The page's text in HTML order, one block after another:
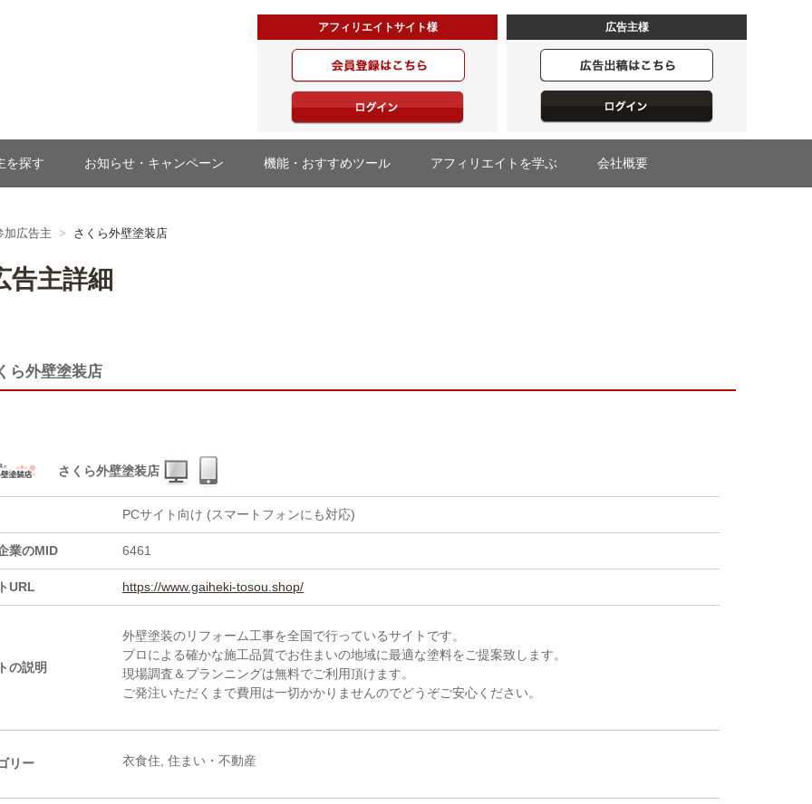
アフィリエイトサイト様 広告主様
を探す お知らせ・キャンペーン 機能・おすすめツール アフィリエイトを学ぶ 会社概要
加広告主 さくら外壁塗装店
告主詳細
ら外壁塗装店
さくら外壁塗装店
PCサイト向け (スマートフォンにも対応)
業のMID 6461
URL https://www.gaiheki-tosou.shop/
の説明
外壁塗装のリフォーム工事を全国で行っているサイトです。
プロによる確かな施工品質でお住まいの地域に最適な塗料をご提案致します。
現場調査＆プランニングは無料でご利用頂けます。
ご発注いただくまで費用は一切かかりませんのでどうぞご安心ください。
リー 衣食住, 住まい・不動産